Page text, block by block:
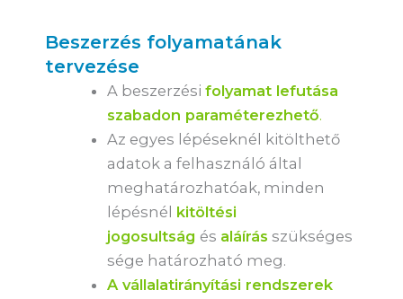
Beszerzés folyamatának
tervezése
A beszerzésifolyamat lefutása
szabadon paraméterezhető.
Az egyes lépéseknél kitölthető
adatok a felhasználó által
meghatározhatóak, minden
lépésnél kitöltési
jogosultság és aláírás szükséges
sége határozható meg.
A vállalatirányítási rendszerek